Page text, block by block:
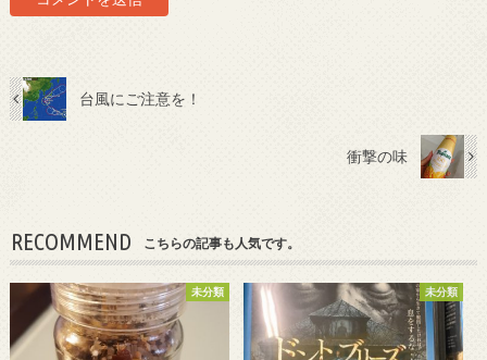
台風にご注意を！
衝撃の味
RECOMMEND こちらの記事も人気です。
未分類 未分類